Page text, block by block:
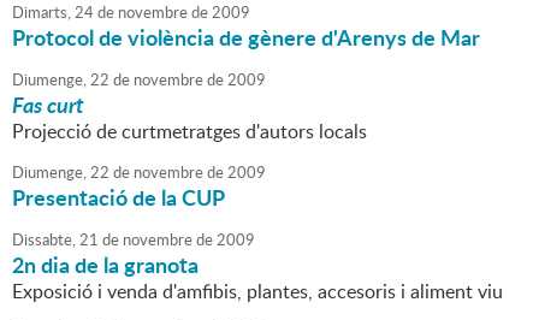
Dimarts,24de novembrede2009
Protocol de violència de gènere d'Arenys de Mar
Diumenge,22 de novembrede2009
Fas curt
Projecció de curtmetratges d'autors locals
Diumenge,22 de novembrede2009
Presentació de la CUP
Dissabte,21 de novembrede2009
2n dia de la granota
Exposició i venda d'amfibis, plantes, accesoris i aliment viu